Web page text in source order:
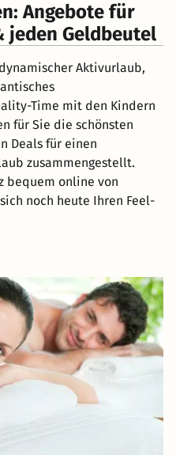
Angebote für
jeden Geldbeutel
Aktivurlaub,
Time mit den Kindern
für Sie die schönsten
Deals für einen
zusammengestellt.
bequem online von
noch heute Ihren Feel-